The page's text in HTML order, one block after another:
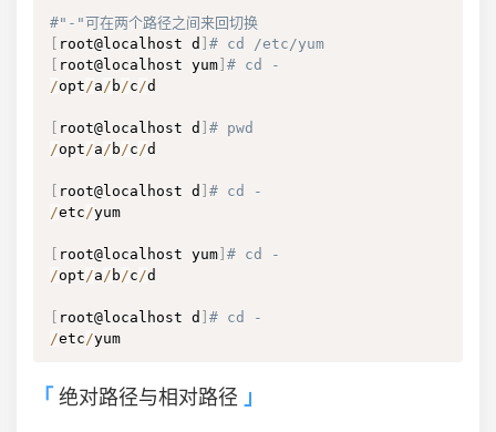
#"-"可在两个路径之间来回切换
root@localhost d
# cd /etc/yum
root@localhost yum # cd -
/opt/a/ b/c/d
root@localhost d
# pwd
/opt/a/ b/c/d
root@localhost d
# cd -
/etc/yum
root@localhost yum # cd -
/opt/a/ b/c/d
root@localhost d
# cd -
/etc/yum
绝对路径与相对路径